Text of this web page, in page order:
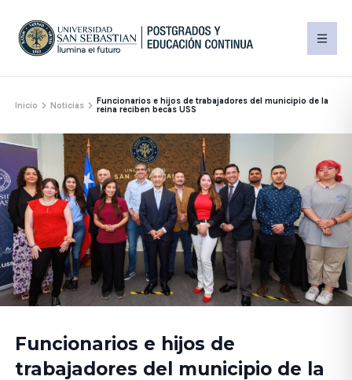
Inicio Noticias
Funcionarios e hijos de trabajadores del municipio de la
reina reciben becas USS
Funcionarios e hijos de
trabajadores del municipio de la